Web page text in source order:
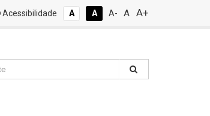
Acessibilidade A A A- A A+